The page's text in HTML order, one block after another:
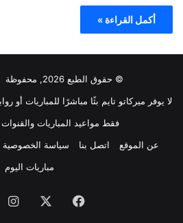
أكمل القراءة »
© حقوق الطبع 2026, محفوظة |
لا يوفر ميركاتو تايم بثًا مباشرًا للمباريات
فقط مواعيد المباريات والقنوات
عن الموقع
اتصل بنا سياسة الخصوصية
مباريات اليوم
فيسبوك